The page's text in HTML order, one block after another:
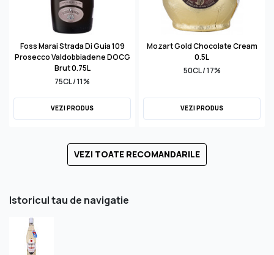
Foss Marai Strada Di Guia 109
Prosecco Valdobbiadene DOCG
Brut 0.75L
75CL / 11%
VEZI PRODUS
Mozart Gold Chocolate Cream
0.5L
50CL / 17%
VEZI PRODUS
VEZI TOATE RECOMANDARILE
Istoricul tau de navigatie